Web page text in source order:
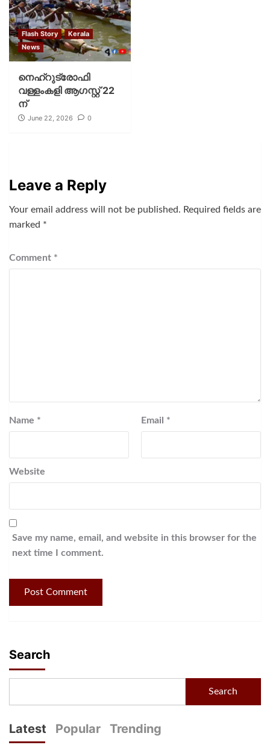
Flash Story
Kerala
News
നെഹ്റുട്രോഫി
വള്ളംകളി ആഗസ്റ്റ് 22
ന്
June 22, 2026 0
Leave a Reply
Your email address will not be published. Required fields are
marked *
Comment *
Name * Email *
Website
Save my name, email, and website in this browser for the
next time I comment.
Search
Search
Latest Popular Trending